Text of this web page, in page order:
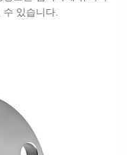
수 있습니다.